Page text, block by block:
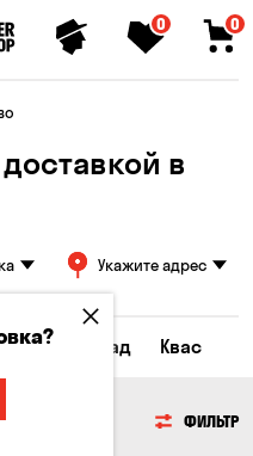
0 0
в
Укажите адрес
Лимонад Квас
ФИЛЬТР